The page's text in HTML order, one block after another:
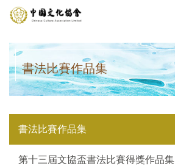
書法比賽作品集
書法比賽作品集
第十三屆文協盃書法比賽得獎作品集